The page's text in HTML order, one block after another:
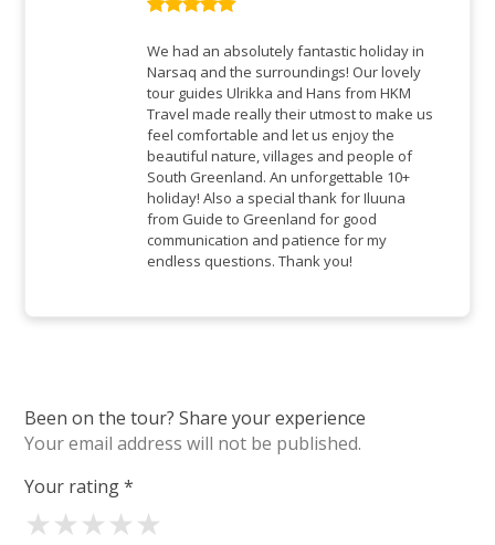
of 5
We had an absolutely fantastic holiday in
Narsaq and the surroundings! Our lovely
tour guides Ulrikka and Hans from HKM
Travel made really their utmost to make us
feel comfortable and let us enjoy the
beautiful nature, villages and people of
South Greenland. An unforgettable 10+
holiday! Also a special thank for Iluuna
from Guide to Greenland for good
communication and patience for my
endless questions. Thank you!
Been on the tour? Share your experience
Your email address will not be published.
Your rating*
★
★
★
★
★